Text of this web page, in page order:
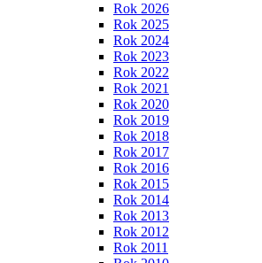
Rok 2026
Rok 2025
Rok 2024
Rok 2023
Rok 2022
Rok 2021
Rok 2020
Rok 2019
Rok 2018
Rok 2017
Rok 2016
Rok 2015
Rok 2014
Rok 2013
Rok 2012
Rok 2011